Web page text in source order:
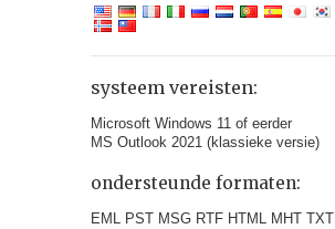
systeem vereisten:
Microsoft Windows 11 of eerder
MS Outlook 2021 (klassieke versie)
ondersteunde formaten:
EML PST MSG RTF HTML MHT TXT